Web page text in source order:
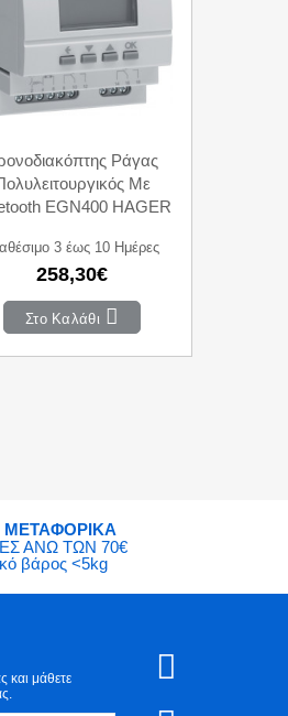
Ράγας
Με
EGN400 HAGER
3 έως 10 Ημέρες
258,30€
Στο Καλάθι
ΑΝΩ ΤΩΝ 70€
βάρος <5kg
και μάθετε